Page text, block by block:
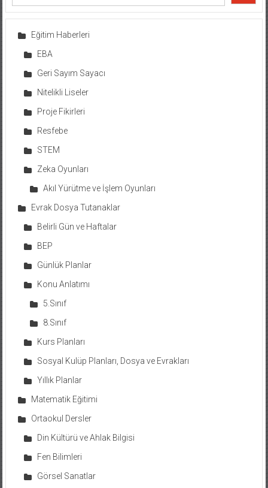
Eğitim Haberleri
EBA
Geri Sayım Sayacı
Nitelikli Liseler
Proje Fikirleri
Resfebe
STEM
Zeka Oyunları
Akıl Yürütme ve İşlem Oyunları
Evrak Dosya Tutanaklar
Belirli Gün ve Haftalar
BEP
Günlük Planlar
Konu Anlatımı
5.Sınıf
8.Sınıf
Kurs Planları
Sosyal Kulüp Planları, Dosya ve Evrakları
Yıllık Planlar
Matematik Eğitimi
Ortaokul Dersler
Din Kültürü ve Ahlak Bilgisi
Fen Bilimleri
Görsel Sanatlar